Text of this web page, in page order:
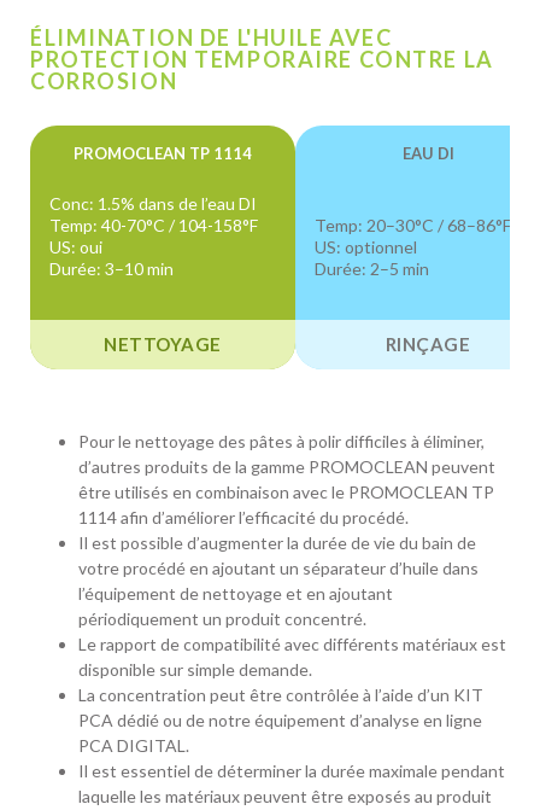
ÉLIMINATION DE L'HUILE AVEC
PROTECTION TEMPORAIRE CONTRE LA
CORROSION
PROMOCLEAN TP 1114
Conc: 1.5% dans de l’eau DI
Temp: 40-70°C / 104-158°F
US: oui
Durée: 3–10 min
NETTOYAGE
EAU DI
Temp: 20–30°C / 68–86°F
US: optionnel
Durée: 2–5 min
RINÇAGE
Pour le nettoyage des pâtes à polir difficiles à éliminer,
d’autres produits de la gamme PROMOCLEAN peuvent
être utilisés en combinaison avec le PROMOCLEAN TP
1114 afin d’améliorer l’efficacité du procédé.
Il est possible d’augmenter la durée de vie du bain de
votre procédé en ajoutant un séparateur d’huile dans
l’équipement de nettoyage et en ajoutant
périodiquement un produit concentré.
Le rapport de compatibilité avec différents matériaux est
disponible sur simple demande.
La concentration peut être contrôlée à l’aide d’un KIT
PCA dédié ou de notre équipement d’analyse en ligne
PCA DIGITAL.
Il est essentiel de déterminer la durée maximale pendant
laquelle les matériaux peuvent être exposés au produit